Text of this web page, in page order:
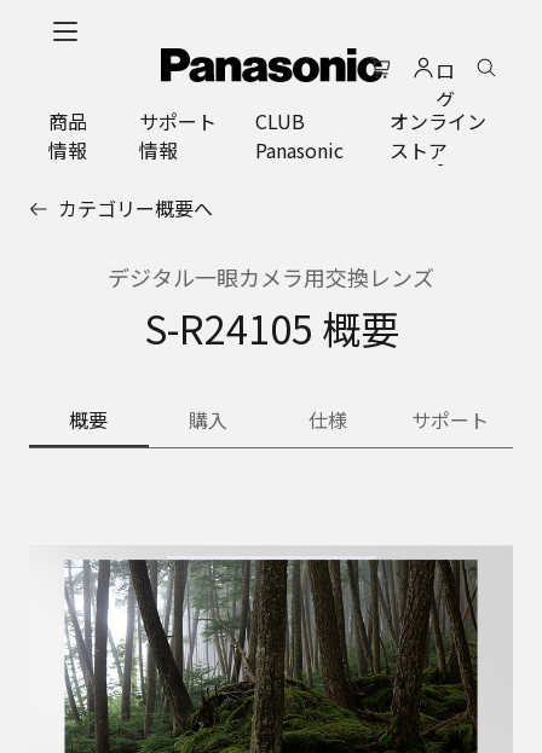
ロ
グ
イ
ン
商品
情報
サポート
情報
CLUB
Panasonic
オンライン
ストア
カテゴリー概要へ
デジタル一眼カメラ用交換レンズ
S-R24105 概要
概要 購入 仕様 サポート